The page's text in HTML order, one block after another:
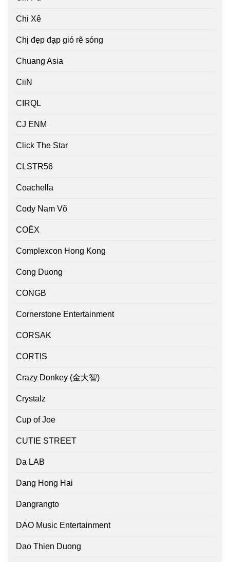
Chi Xê
Chị đẹp đạp gió rẽ sóng
Chuang Asia
CiiN
CIRQL
CJ ENM
Click The Star
CLSTR56
Coachella
Cody Nam Võ
COËX
Complexcon Hong Kong
Cong Duong
CONGB
Cornerstone Entertainment
CORSAK
CORTIS
Crazy Donkey (金大智)
Crystalz
Cup of Joe
CUTIE STREET
Da LAB
Dang Hong Hai
Dangrangto
DAO Music Entertainment
Dao Thien Duong